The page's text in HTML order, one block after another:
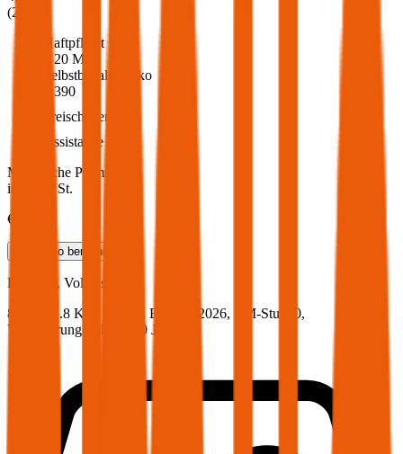
(213
Haftpflicht
€ 20 Mio.
Selbstbehalt Kasko
€ 390
Freischaden
Assistance
Monatliche Prämie
inkl. mVSt.
€ 51,92
Teilkasko berechnen
KIA
Rio, Vollkasko
84 PS/61.8 KW, benzin, Baujahr 2026, BM-Stufe 0,
Versicherungsnehmer 30 Jahre